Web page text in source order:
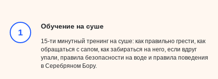
Обучение на суше
15-ти минутный тренинг на суше: как правильно грести, как
обращаться с сапом, как забираться на него, если вдруг
упали, правила безопасности на воде и правила поведения
в Серебряном Бору.